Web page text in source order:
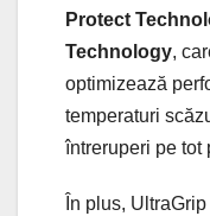
Protect
Technology,
optimizează
temperaturi
întreruperi pe tot
În plus,